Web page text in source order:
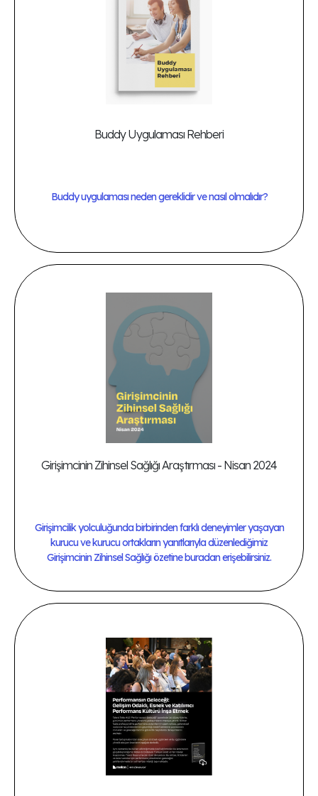
Buddy Uygulaması Rehberi
Buddy uygulaması neden gereklidir ve nasıl olmalıdır?
Girişimcinin Zihinsel Sağlığı Araştırması - Nisan 2024
Girişimcilik yolculuğunda birbirinden farklı deneyimler yaşayan
kurucu ve kurucu ortakların yanıtlarıyla düzenlediğimiz
Girişimcinin Zihinsel Sağlığı özetine buradan erişebilirsiniz.